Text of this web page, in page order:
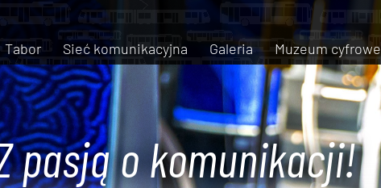
Tabor Sieć komunikacyjna Galeria Muzeum cyfrowe
pasją o komunikacji!